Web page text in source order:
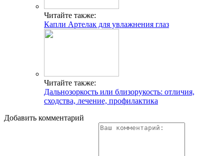
Читайте также:
Капли Артелак для увлажнения глаз
Читайте также:
Дальнозоркость или близорукость: отличия,
сходства, лечение, профилактика
Добавить комментарий